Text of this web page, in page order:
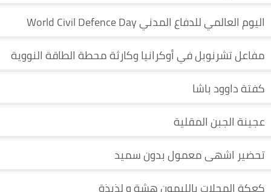
اليوم العالمي للدفاع المدني World Civil Defence Day
مفاعل تشرنوبل في أوكرانيا وكارثة محطة الطاقة النووية
كفتة داوود باشا
عجينة الجبن المقلية
تحضير اشهى معمول بدون سميد